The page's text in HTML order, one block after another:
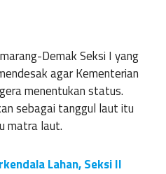
Demak Seksi I yang
agar Kementerian
menentukan status.
sebagai tanggul laut itu
matra laut.
Lahan, Seksi II